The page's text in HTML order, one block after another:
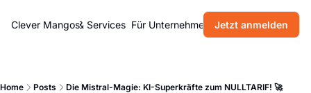
Clever Mangos
Home Produkte & Services Für Unternehmen Blog Über uns
Jetzt anmelden
Home Posts Die Mistral-Magie: KI-Superkräfte zum NULLTARIF! 🚀